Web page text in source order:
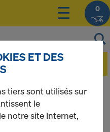
0
prix de vos produits
ouinscrit(e)
ET DES
tiers sont utilisés sur
le
notre site Internet,